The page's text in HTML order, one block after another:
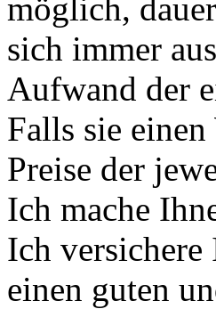
möglich,
sich immer
Aufwand der
Falls sie
Preise der
Ich mache
Ich versichere
einen guten